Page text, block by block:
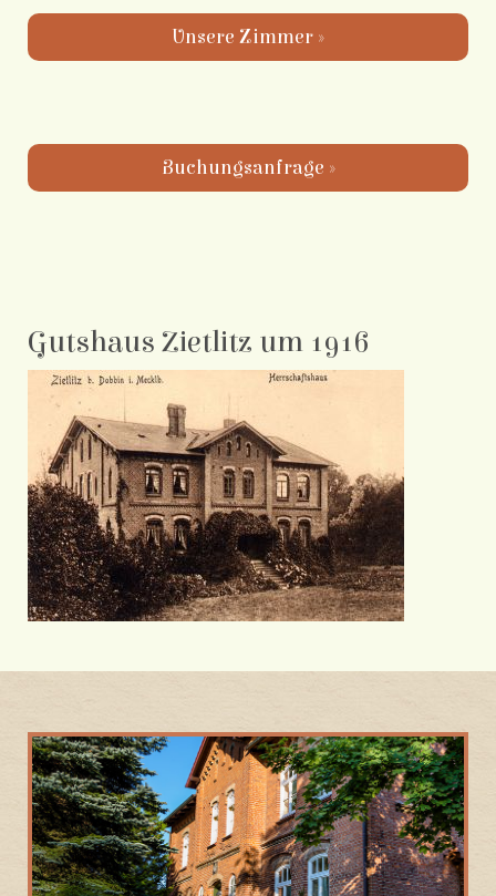
Unsere Zimmer »
Buchungsanfrage »
Gutshaus Zietlitz um 1916